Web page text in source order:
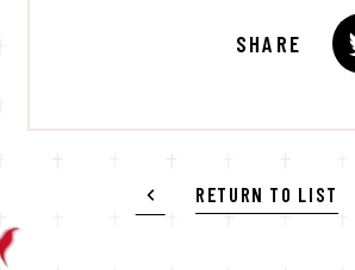
SHARE
RETURN TO LIST